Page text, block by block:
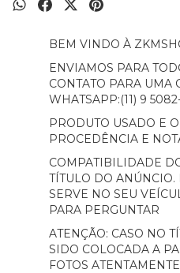
BEM VINDO À
ENVIAMOS PARA
CONTATO PARA UMA
WHATSAPP:(11) 9
PRODUTO USADO E
PROCEDÊNCIA E
COMPATIBILIDADE
TÍTULO DO ANÚNCIO.
SERVE NO SEU
PARA PERGUNTAR
ATENÇÃO: CASO NO
SIDO COLOCADA A
FOTOS